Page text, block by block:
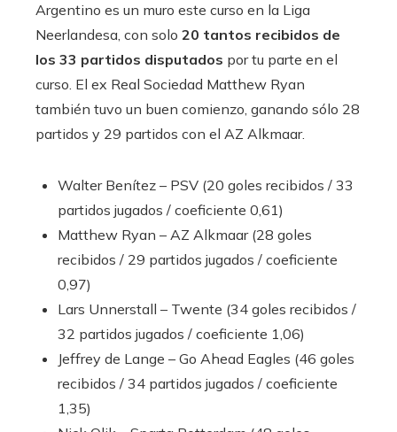
Argentino es un muro este curso en la Liga
Neerlandesa, con solo 20 tantos recibidos de
los 33 partidos disputados por tu parte en el
curso. El ex Real Sociedad Matthew Ryan
también tuvo un buen comienzo, ganando sólo 28
partidos y 29 partidos con el AZ Alkmaar.
Walter Benítez – PSV (20 goles recibidos / 33
partidos jugados / coeficiente 0,61)
Matthew Ryan – AZ Alkmaar (28 goles
recibidos / 29 partidos jugados / coeficiente
0,97)
Lars Unnerstall – Twente (34 goles recibidos /
32 partidos jugados / coeficiente 1,06)
Jeffrey de Lange – Go Ahead Eagles (46 goles
recibidos / 34 partidos jugados / coeficiente
1,35)